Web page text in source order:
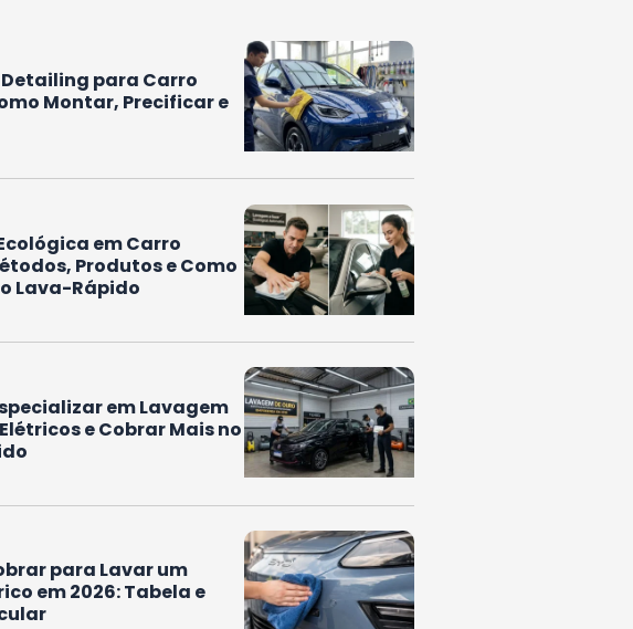
para Carro
Montar, Precificar e
em Carro
Produtos e Como
Lava-Rápido
em Lavagem
e Cobrar Mais no
para Lavar um
em 2026: Tabela e